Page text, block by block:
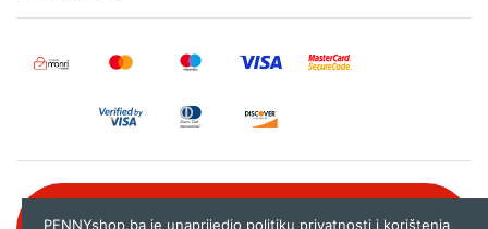
PENNYshop.ba je unaprijedio politiku privatnosti i korištenja